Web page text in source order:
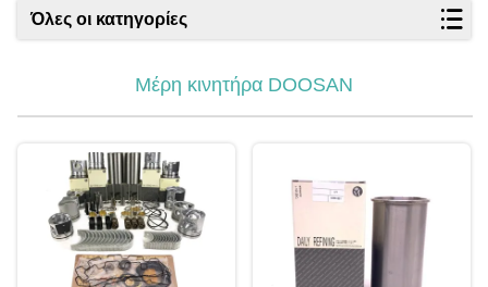
Όλες οι κατηγορίες
Μέρη κινητήρα DOOSAN